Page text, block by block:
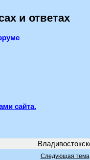
и ответах
сайта.
Следующая тема